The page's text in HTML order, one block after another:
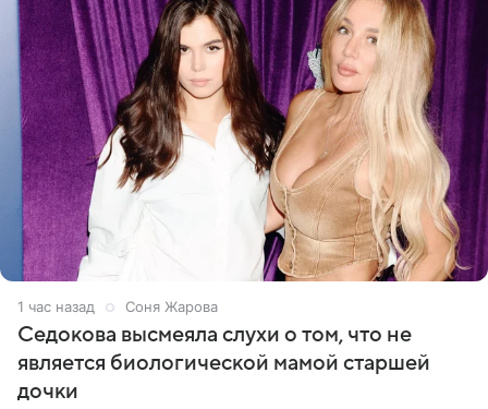
1 час назад Соня Жарова
Седокова высмеяла слухи о том, что не
является биологической мамой старшей
дочки